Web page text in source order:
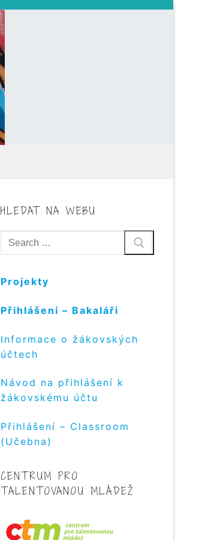
HLEDAT NA WEBU
Hledat:
Projekty
Přihlášení – Bakaláři
Informace o žákovských
účtech
Návod na přihlášení k
žákovskému účtu
Přihlášení – Classroom
(Učebna)
CENTRUM PRO
TALENTOVANOU MLÁDEŽ